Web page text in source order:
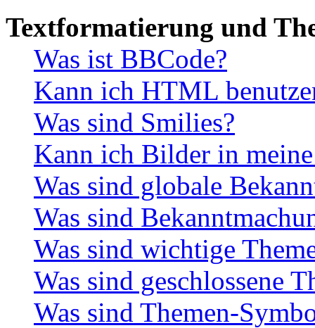
Textformatierung und
Was ist BBCode?
Kann ich HTML
Was sind Smilies?
Kann ich Bilder in
Was sind globale
Was sind
Was sind wichtige
Was sind geschlossene
Was sind Themen-